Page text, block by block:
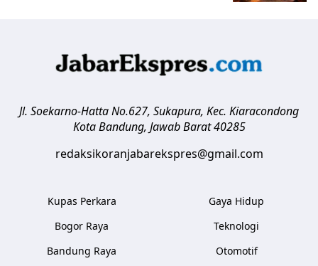
Jl. Soekarno-Hatta No.627, Sukapura, Kec. Kiaracondong
Kota Bandung, Jawab Barat 40285
redaksikoranjabarekspres@gmail.com
Kupas Perkara
Bogor Raya
Bandung Raya
Gaya Hidup
Teknologi
Otomotif